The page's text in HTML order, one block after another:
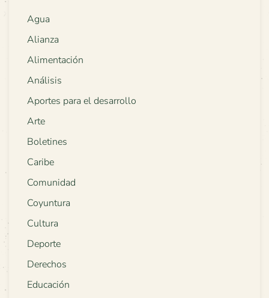
Agua
Alianza
Alimentación
Análisis
Aportes para el desarrollo
Arte
Boletines
Caribe
Comunidad
Coyuntura
Cultura
Deporte
Derechos
Educación